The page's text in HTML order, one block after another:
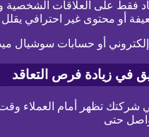
فقط على العلاقات الشخصية
أو محتوى غير احترافي
أو حسابات سوشيال
في زيادة فرص التعاقد
شركتك تظهر أمام العملاء
حتى